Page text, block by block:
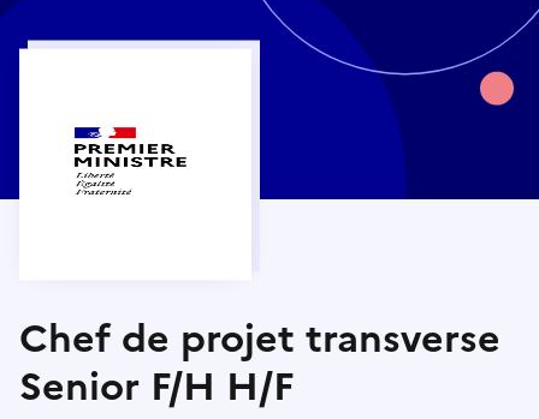
Chef de projet transverse
Senior F/H H/F